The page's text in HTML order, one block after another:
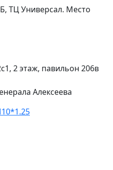
ТЦ Универсал. Место
2 этаж, павильон 206в
Алексеева